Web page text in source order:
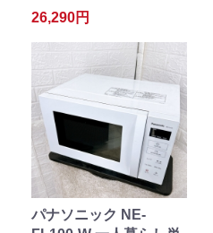
26,290円
パナソニック NE-